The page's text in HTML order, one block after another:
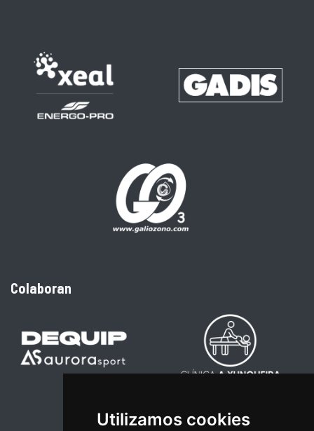
Utilizamos cookies
Colaboran